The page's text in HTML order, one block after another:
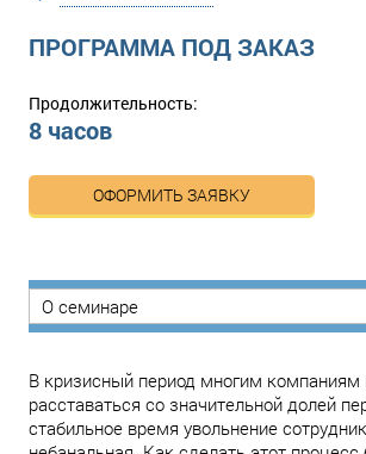
ПРОГРАММА ПОД ЗАКАЗ
Продолжительность:
8 часов
ОФОРМИТЬ ЗАЯВКУ
О семинаре
В кризисный период многим компаниям
расставаться со значительной долей
стабильное время увольнение